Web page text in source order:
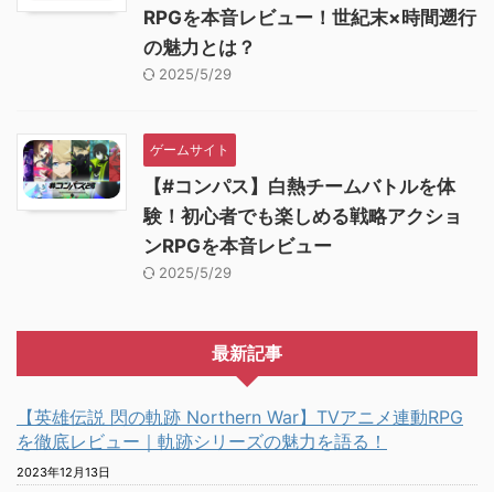
RPGを本音レビュー！世紀末×時間遡行
の魅力とは？
2025/5/29
ゲームサイト
【#コンパス】白熱チームバトルを体
験！初心者でも楽しめる戦略アクショ
ンRPGを本音レビュー
2025/5/29
最新記事
【英雄伝説 閃の軌跡 Northern War】TVアニメ連動RPG
を徹底レビュー｜軌跡シリーズの魅力を語る！
2023年12月13日